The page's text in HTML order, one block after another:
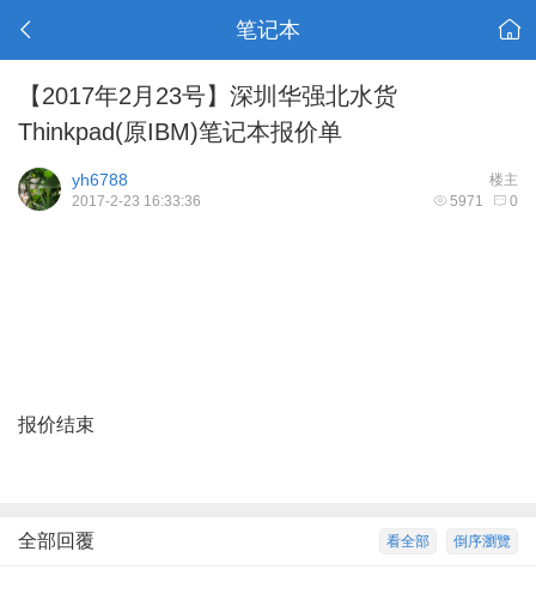
笔记本
【2017年2月23号】深圳华强北水货
Thinkpad(原IBM)笔记本报价单
楼主
yh6788
5971 0
2017-2-23 16:33:36
报价结束
倒序瀏覽
看全部
全部回覆